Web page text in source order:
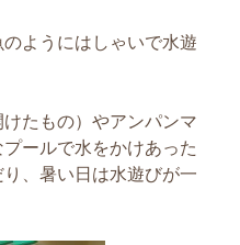
ようにはしゃいで水遊
たもの）やアンパンマ
ールで水をかけあった
、暑い日は水遊びが一